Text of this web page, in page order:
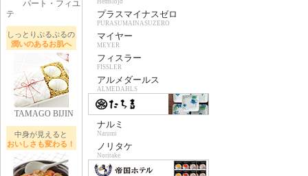
パート・フィユ
テ
しっとりぷるぷるの
潤いのあるお肌へ
TAMAGO BIJIN
中身が見えると
おいしさも変わる！
Hemslojd
プラスマイナスゼロ
PURASUMAINASUZERO
マイヤー
MEYER
フィスラー
FISSLER
アルメダールス
ALMEDAHLS
ナルミ
Narumi
ノリタケ
Noritake